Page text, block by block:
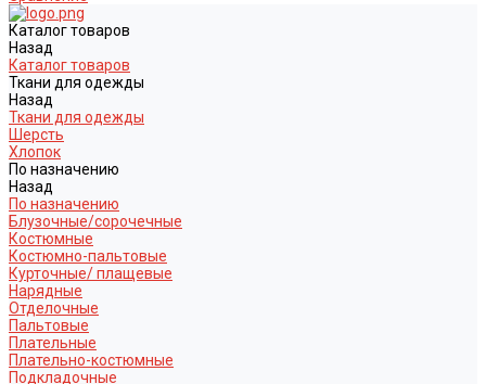
Каталог товаров
Назад
Каталог товаров
Ткани для одежды
Назад
Ткани для одежды
Шерсть
Хлопок
По назначению
Назад
По назначению
Блузочные/сорочечные
Костюмные
Костюмно-пальтовые
Курточные/ плащевые
Нарядные
Отделочные
Пальтовые
Плательные
Плательно-костюмные
Подкладочные